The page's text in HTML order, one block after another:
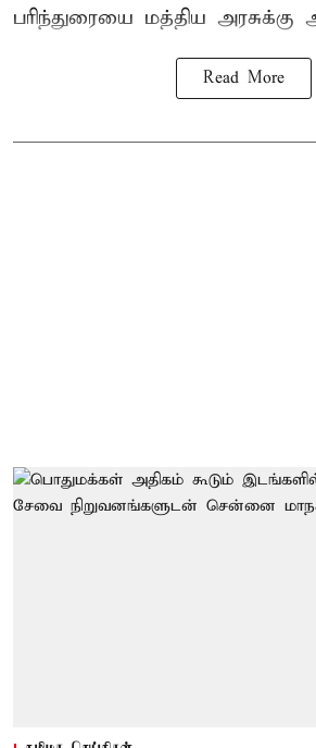
பரிந்துரையை மத்திய
Read More